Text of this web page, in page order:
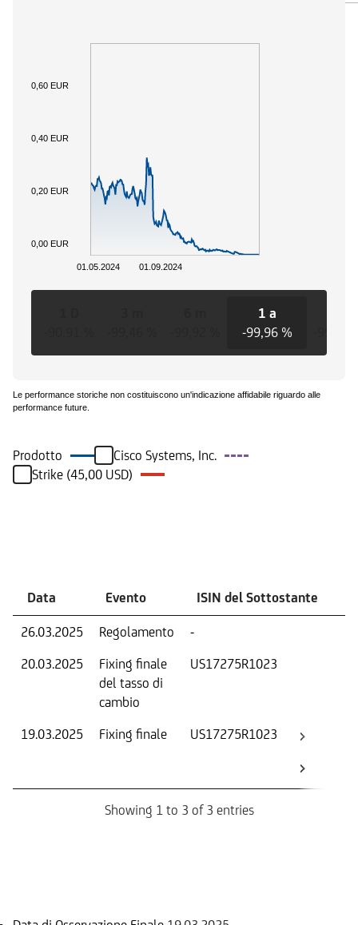
01.05.2024 01.09.2024
0,00 EUR
0,20 EUR
0,40 EUR
0,60 EUR
1 a
-99,96 %
Le performance storiche non costituiscono un'indicazione affidabile riguardo alle
performance future.
Prodotto
Cisco Systems, Inc.
Strike (45,00 USD)
Data Evento ISIN del Sottostante
26.03.2025 Regolamento -
20.03.2025
Fixing finale
del tasso di
cambio
US17275R1023
19.03.2025 Fixing finale US17275R1023
Showing 1 to 3 of 3 entries